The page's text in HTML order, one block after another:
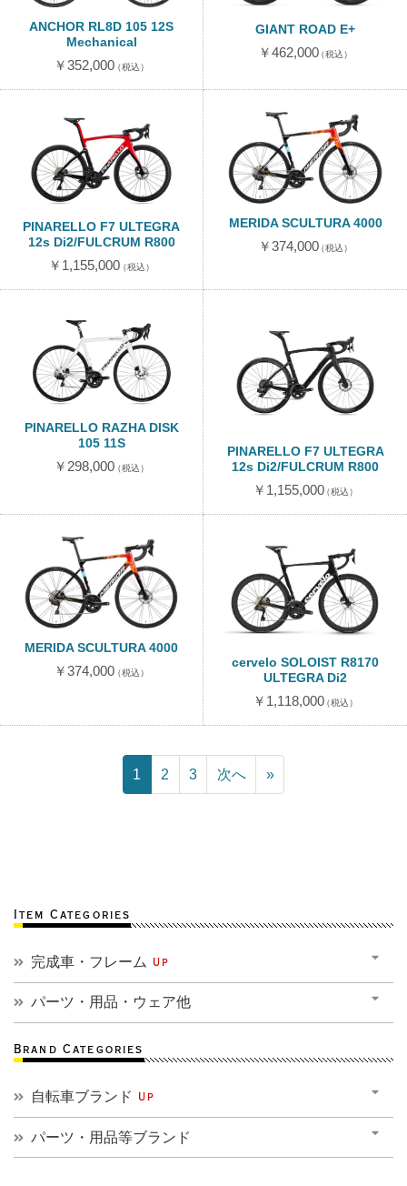
ANCHOR RL8D 105 12S
Mechanical
￥352,000（税込）
GIANT ROAD E+
￥462,000（税込）
PINARELLO F7 ULTEGRA
12s Di2/FULCRUM R800
￥1,155,000（税込）
MERIDA SCULTURA 4000
￥374,000（税込）
PINARELLO RAZHA DISK
105 11S
￥298,000（税込）
PINARELLO F7 ULTEGRA
12s Di2/FULCRUM R800
￥1,155,000（税込）
MERIDA SCULTURA 4000
￥374,000（税込）
cervelo SOLOIST R8170
ULTEGRA Di2
￥1,118,000（税込）
1 2 3 次へ »
Item Categories
完成車・フレーム Up
パーツ・用品・ウェア他
Brand Categories
自転車ブランド Up
パーツ・用品等ブランド